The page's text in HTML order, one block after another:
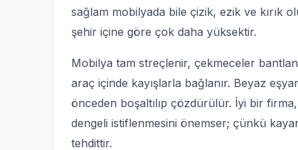
sağlam mobilyada bile çizik, ezik ve kırık
şehir içine göre çok daha yüksektir.
Mobilya tam streçlenir, çekmeceler
araç içinde kayışlarla bağlanır. Beyaz
önceden boşaltılıp çözdürülür. İyi bir
dengeli istiflenmesini önemser; çünkü
tehdittir.